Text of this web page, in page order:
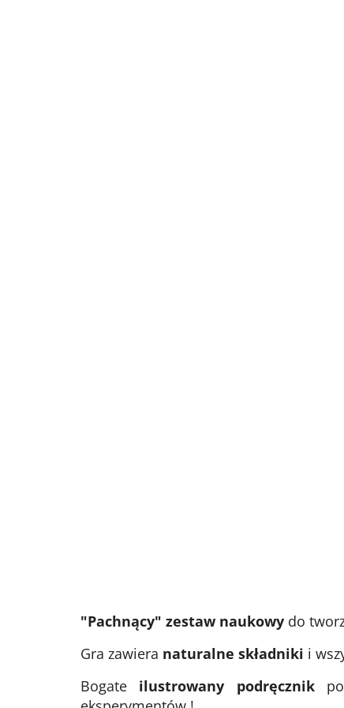
"Pachnący" zestaw naukowy do
Gra zawiera naturalne składniki i
Bogate ilustrowany podręcznik